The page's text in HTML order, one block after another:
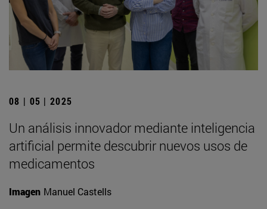
08 | 05 | 2025
Un análisis innovador mediante inteligencia
artificial permite descubrir nuevos usos de
medicamentos
Imagen Manuel Castells